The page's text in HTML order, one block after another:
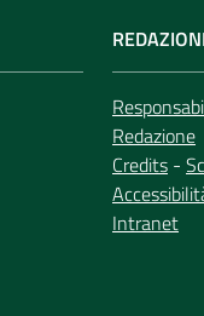
Redazione
Credits -
Intranet